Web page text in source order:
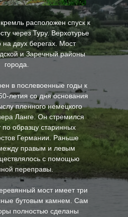
расположен спуск к
через Туру. Верхотурье
двух берегах. Мост
и Заречный районы
города.
в послевоенные годы к
летия со дня основания
пленного немецкого
Ланге. Он стремился
по образцу старинных
Германии. Раньше
правым и левым
с помощью
переправы.
мост имеет три
бутовым камнем. Сам
полностью сделаны